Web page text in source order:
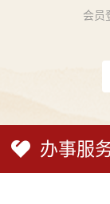
会员
办事服